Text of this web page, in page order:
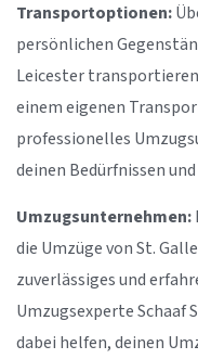
Transportoptionen:
persönlichen
Leicester
einem eigenen
professionelles
deinen Bedürfnissen
Umzugsunternehmen:
die Umzüge von St.
zuverlässiges und
Umzugsexperte Schaaf
dabei helfen, deinen